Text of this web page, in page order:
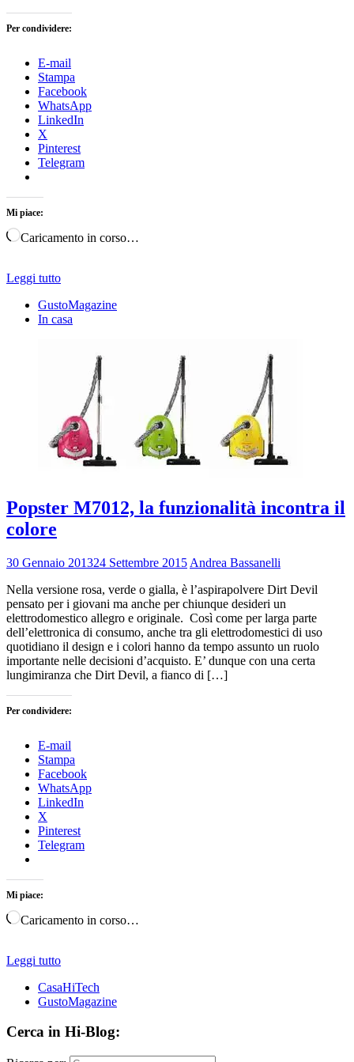
Per condividere:
E-mail
Stampa
Facebook
WhatsApp
LinkedIn
X
Pinterest
Telegram
Mi piace:
Caricamento in corso…
Leggi tutto
GustoMagazine
In casa
Popster M7012, la funzionalità incontra il
colore
30 Gennaio 201324 Settembre 2015 Andrea Bassanelli
Nella versione rosa, verde o gialla, è l’aspirapolvere Dirt Devil
pensato per i giovani ma anche per chiunque desideri un
elettrodomestico allegro e originale. Così come per larga parte
dell’elettronica di consumo, anche tra gli elettrodomestici di uso
quotidiano il design e i colori hanno da tempo assunto un ruolo
importante nelle decisioni d’acquisto. E’ dunque con una certa
lungimiranza che Dirt Devil, a fianco di […]
Per condividere:
E-mail
Stampa
Facebook
WhatsApp
LinkedIn
X
Pinterest
Telegram
Mi piace:
Caricamento in corso…
Leggi tutto
CasaHiTech
GustoMagazine
Cerca in Hi-Blog: